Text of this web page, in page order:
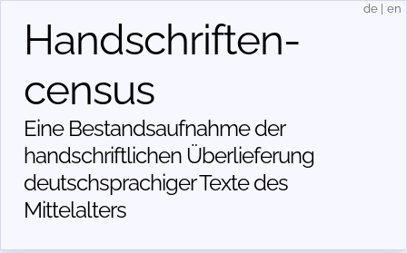
Handschriften­
census
Eine Bestandsaufnahme der
handschriftlichen Über­lieferung
deutschsprachiger Texte des
Mittelalters
de en